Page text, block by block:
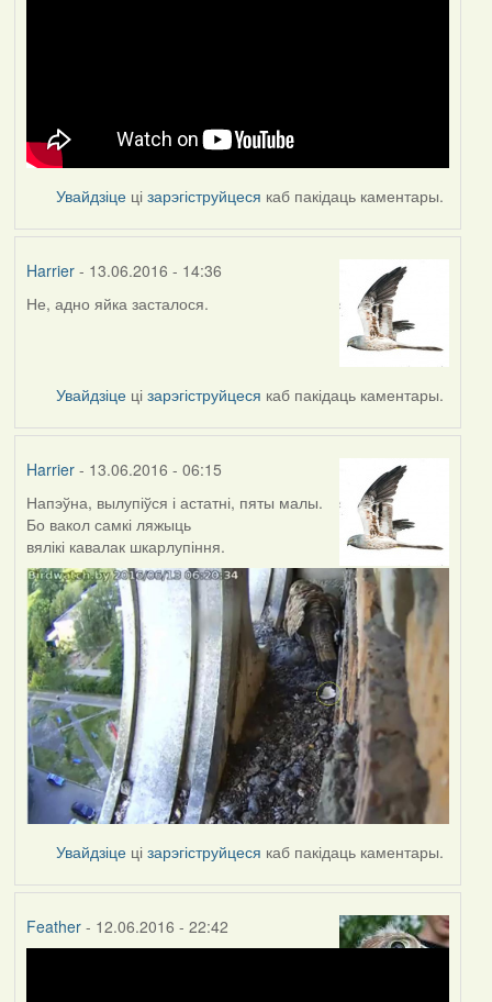
Увайдзіце цізарэгіструйцеся каб пакідаць каментары.
Harrier- 13.06.2016 - 14:36
Не, адно яйка засталося.
Увайдзіце цізарэгіструйцеся каб пакідаць каментары.
Harrier- 13.06.2016 - 06:15
Напэўна, вылупіўся і астатні, пяты малы.
Бо вакол самкі ляжыць
вялікі кавалак шкарлупіння.
Увайдзіце цізарэгіструйцеся каб пакідаць каментары.
Feather- 12.06.2016 - 22:42